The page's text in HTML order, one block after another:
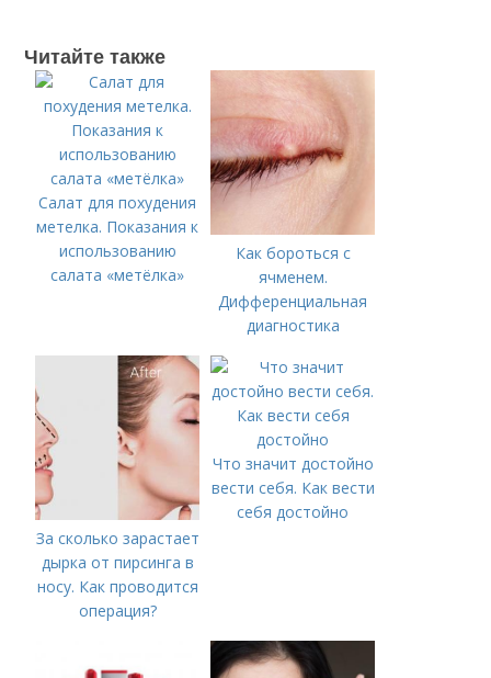
Читайте также
Салат для похудения
метелка. Показания к
использованию
салата «метёлка»
Как бороться с
ячменем.
Дифференциальная
диагностика
За сколько зарастает
дырка от пирсинга в
носу. Как проводится
операция?
Что значит достойно
вести себя. Как вести
себя достойно